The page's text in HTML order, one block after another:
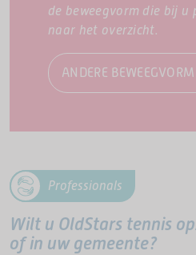
de beweegvorm die bij u
naar het overzicht.
ANDERE BEWEEGVORM
Professionals
Wilt u OldStars tennis
of in uw gemeente?